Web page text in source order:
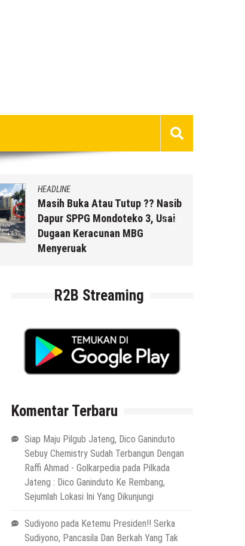
HEADLINE
Masih Buka Atau Tutup ?? Nasib
Dapur SPPG Mondoteko 3, Usai
Dugaan Keracunan MBG
Menyeruak
R2B Streaming
Komentar Terbaru
Siap Maju Pilgub Jateng, Dico Ganinduto
Sebuy Chemistry Sudah Terbangun Dengan
Raffi Ahmad - Golkarpediapada Pilkada
Jateng : Dico Ganinduto Ke Rembang,
Sejumlah Lokasi Ini Yang Dikunjungi
Sudiyono pada Ketemu Presiden!! Serka
Sudiyono, Pancasila Dan Berkah Yang Tak